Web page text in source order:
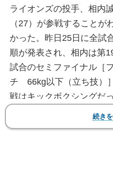
ライオンズの投手、相内
（27）が参戦することが
かった。昨日25日に全試
順が発表され、相内は第
試合のセミファイナル［
チ 66kg以下（立ち技）
戦はキックボクシングだ
だったら誰が最強かを決